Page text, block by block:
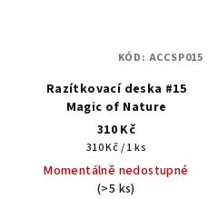
Razítkovací deska #15
Magic of Nature
310 Kč
Měrná
cena:
310 Kč / 1 ks
Momentálně nedostupné
(>5 ks)
KÓD: ACCSP015